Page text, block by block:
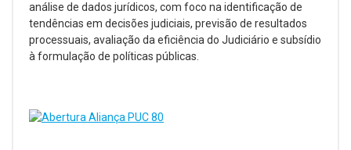
análise de dados jurídicos, com foco na identificação de
tendências em decisões judiciais, previsão de resultados
processuais, avaliação da eficiência do Judiciário e subsídio
à formulação de políticas públicas.